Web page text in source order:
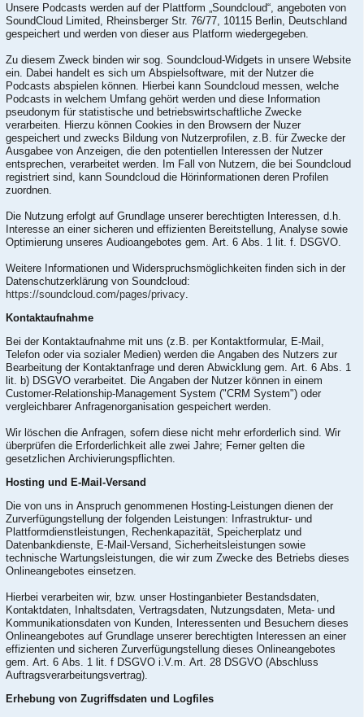
Unsere Podcasts werden auf der Plattform „Soundcloud“, angeboten von
SoundCloud Limited, Rheinsberger Str. 76/77, 10115 Berlin, Deutschland
gespeichert und werden von dieser aus Platform wiedergegeben.
Zu diesem Zweck binden wir sog. Soundcloud-Widgets in unsere Website
ein. Dabei handelt es sich um Abspielsoftware, mit der Nutzer die
Podcasts abspielen können. Hierbei kann Soundcloud messen, welche
Podcasts in welchem Umfang gehört werden und diese Information
pseudonym für statistische und betriebswirtschaftliche Zwecke
verarbeiten. Hierzu können Cookies in den Browsern der Nuzer
gespeichert und zwecks Bildung von Nutzerprofilen, z.B. für Zwecke der
Ausgabee von Anzeigen, die den potentiellen Interessen der Nutzer
entsprechen, verarbeitet werden. Im Fall von Nutzern, die bei Soundcloud
registriert sind, kann Soundcloud die Hörinformationen deren Profilen
zuordnen.
Die Nutzung erfolgt auf Grundlage unserer berechtigten Interessen, d.h.
Interesse an einer sicheren und effizienten Bereitstellung, Analyse sowie
Optimierung unseres Audioangebotes gem. Art. 6 Abs. 1 lit. f. DSGVO.
Weitere Informationen und Widerspruchsmöglichkeiten finden sich in der
Datenschutzerklärung von Soundcloud:
https://soundcloud.com/pages/privacy
Kontaktaufnahme
Bei der Kontaktaufnahme mit uns (z.B. per Kontaktformular, E-Mail,
Telefon oder via sozialer Medien) werden die Angaben des Nutzers zur
Bearbeitung der Kontaktanfrage und deren Abwicklung gem. Art. 6 Abs. 1
lit. b) DSGVO verarbeitet. Die Angaben der Nutzer können in einem
Customer-Relationship-Management System ("CRM System") oder
vergleichbarer Anfragenorganisation gespeichert werden.
Wir löschen die Anfragen, sofern diese nicht mehr erforderlich sind. Wir
überprüfen die Erforderlichkeit alle zwei Jahre; Ferner gelten die
gesetzlichen Archivierungspflichten.
Hosting und E-Mail-Versand
Die von uns in Anspruch genommenen Hosting-Leistungen dienen der
Zurverfügungstellung der folgenden Leistungen: Infrastruktur- und
Plattformdienstleistungen, Rechenkapazität, Speicherplatz und
Datenbankdienste, E-Mail-Versand, Sicherheitsleistungen sowie
technische Wartungsleistungen, die wir zum Zwecke des Betriebs dieses
Onlineangebotes einsetzen.
Hierbei verarbeiten wir, bzw. unser Hostinganbieter Bestandsdaten,
Kontaktdaten, Inhaltsdaten, Vertragsdaten, Nutzungsdaten, Meta- und
Kommunikationsdaten von Kunden, Interessenten und Besuchern dieses
Onlineangebotes auf Grundlage unserer berechtigten Interessen an einer
effizienten und sicheren Zurverfügungstellung dieses Onlineangebotes
gem. Art. 6 Abs. 1 lit. f DSGVO i.V.m. Art. 28 DSGVO (Abschluss
Auftragsverarbeitungsvertrag).
Erhebung von Zugriffsdaten und Logfiles